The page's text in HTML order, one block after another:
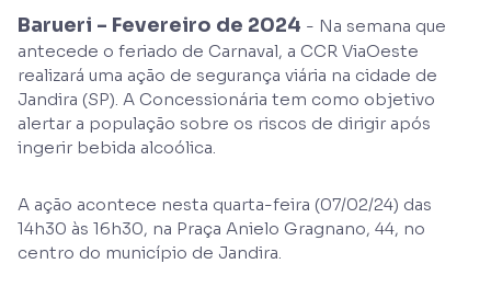
Barueri - Fevereiro de 2024 - Na semana que
antecede o feriado de Carnaval, a CCR ViaOeste
realizará uma ação de segurança viária na cidade de
Jandira (SP). A Concessionária tem como objetivo
alertar a população sobre os riscos de dirigir após
ingerir bebida alcoólica.
A ação acontece nesta quarta-feira (07/02/24) das
14h30 às 16h30, na Praça Anielo Gragnano, 44, no
centro do município de Jandira.